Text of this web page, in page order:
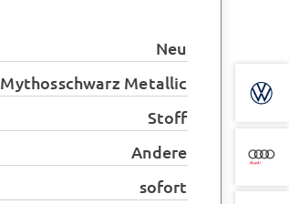
Neu
Mythosschwarz Metallic
Stoff
Andere
sofort